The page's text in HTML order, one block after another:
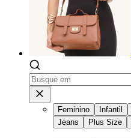
Feminino Infantil
Jeans
Plus Size